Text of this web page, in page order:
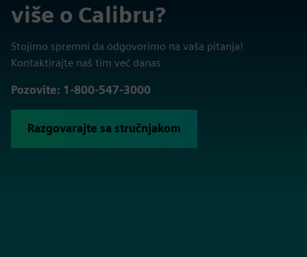
više o Calibru?
Stojimo spremni da odgovorimo na vaša pitanja!
Kontaktirajte naš tim već danas
Pozovite: 1-800-547-3000
Razgovarajte sa stručnjakom